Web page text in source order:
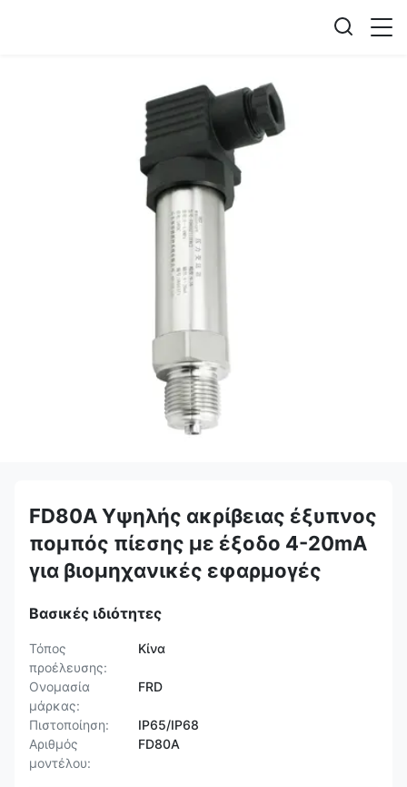
FD80A Υψηλής ακρίβειας έξυπνος
πομπός πίεσης με έξοδο 4-20mA
για βιομηχανικές εφαρμογές
Βασικές ιδιότητες
Τόπος
προέλευσης:
Κίνα
Ονομασία
μάρκας:
FRD
Πιστοποίηση:
IP65/IP68
Αριθμός
μοντέλου:
FD80A